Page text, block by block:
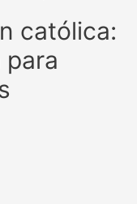
católica:
para